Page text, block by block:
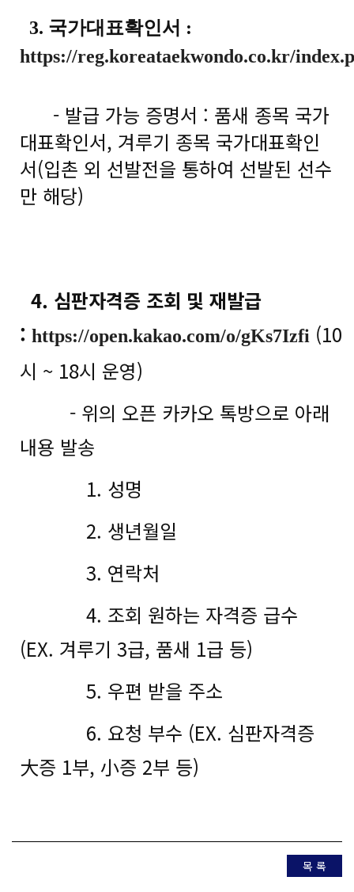
3. 국가대표확인서 :
https://reg.koreataekwondo.co.kr/
- 발급 가능 증명서 : 품새 종목 국가
대표확인서, 겨루기 종목 국가대표확인
서(입촌 외 선발전을 통하여 선발된 선수
만 해당)
4. 심판자격증 조회 및 재발급
: https://open.kakao.com/o/gKs7Izfi (10
시 ~ 18시 운영)
- 위의 오픈 카카오 톡방으로 아래
내용 발송
1. 성명
2. 생년월일
3. 연락처
4. 조회 원하는 자격증 급수
(EX. 겨루기 3급, 품새 1급 등)
5. 우편 받을 주소
6. 요청 부수 (EX. 심판자격증
大증 1부, 小증 2부 등)
목 록